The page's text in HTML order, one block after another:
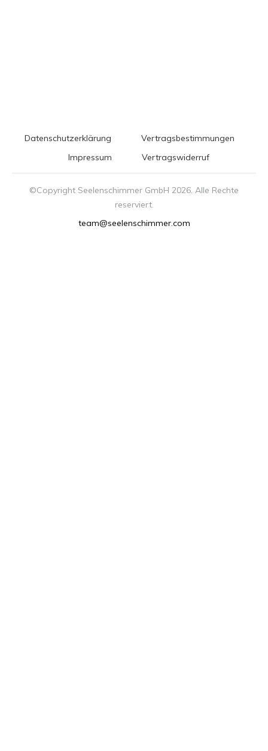
Datenschutzerklärung
Vertragsbestimmungen
Impressum
Vertragswiderruf
©Copyright Seelenschimmer GmbH 2026. Alle Rechte
reserviert.
team@seelenschimmer.com